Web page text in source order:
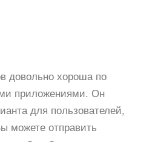
довольно хороша по
приложениями. Он
для пользователей,
можете отправить